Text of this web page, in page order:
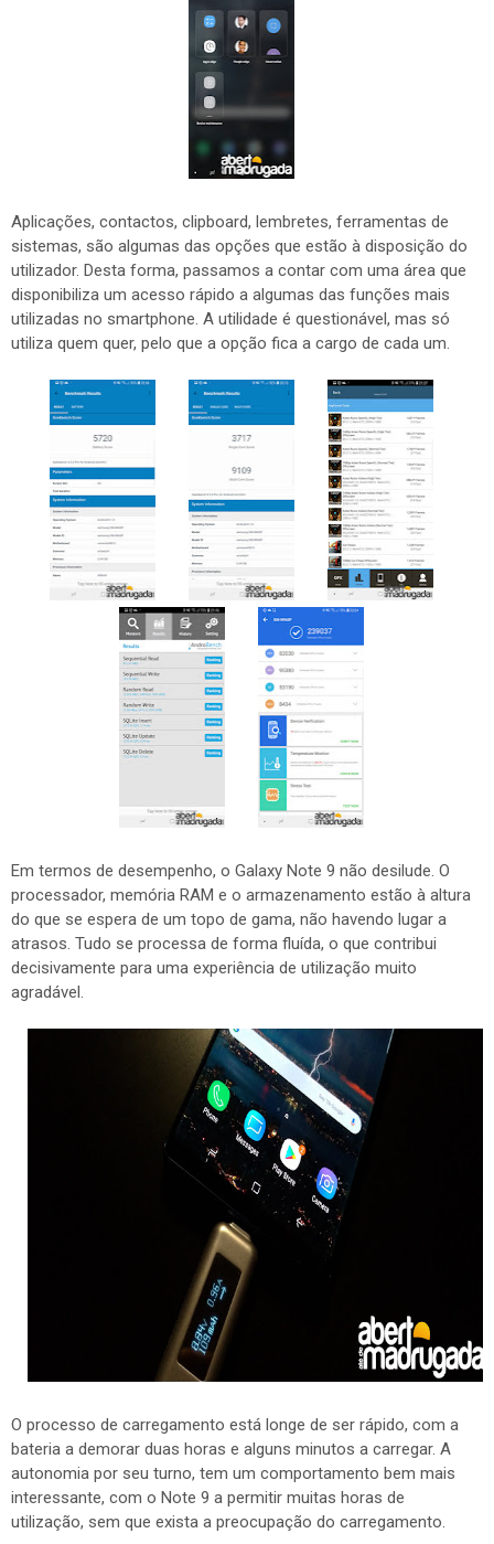
Aplicações, contactos, clipboard, lembretes, ferramentas de
sistemas, são algumas das opções que estão à disposição do
utilizador. Desta forma, passamos a contar com uma área que
disponibiliza um acesso rápido a algumas das funções mais
utilizadas no smartphone. A utilidade é questionável, mas só
utiliza quem quer, pelo que a opção fica a cargo de cada um.
Em termos de desempenho, o Galaxy Note 9 não desilude. O
processador, memória RAM e o armazenamento estão à altura
do que se espera de um topo de gama, não havendo lugar a
atrasos. Tudo se processa de forma fluída, o que contribui
decisivamente para uma experiência de utilização muito
agradável.
O processo de carregamento está longe de ser rápido, com a
bateria a demorar duas horas e alguns minutos a carregar. A
autonomia por seu turno, tem um comportamento bem mais
interessante, com o Note 9 a permitir muitas horas de
utilização, sem que exista a preocupação do carregamento.